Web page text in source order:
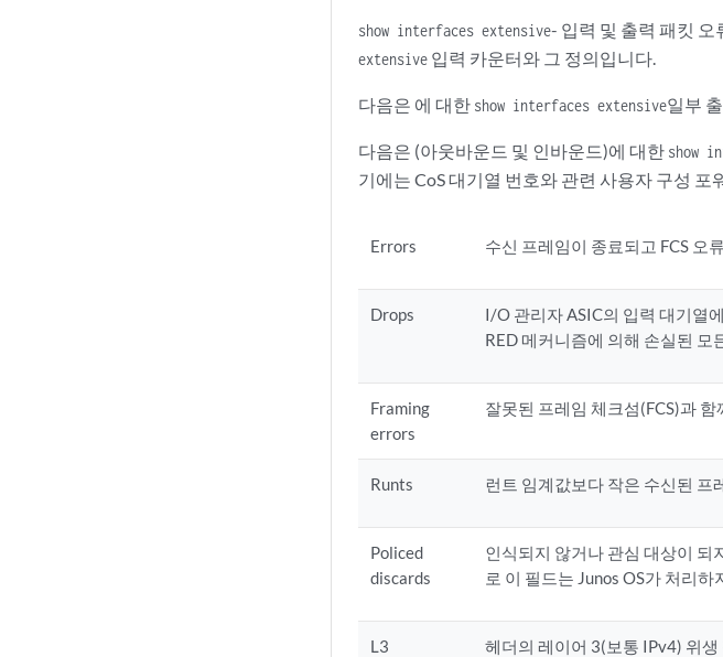
show interfaces extensive- 입력 및 출력 패킷 오
extensive 입력 카운터와 그 정의입니다.
다음은 에 대한 show interfaces extensive일부
다음은 (아웃바운드 및 인바운드)에 대한 show
기에는 CoS 대기열 번호와 관련 사용자 구성
Errors 수신 프레임이 종료되고 FCS 오
Drops
I/O 관리자 ASIC의 입력 대기열
RED 메커니즘에 의해 손실된 모
Framing
errors
잘못된 프레임 체크섬(FCS)과
Runts 런트 임계값보다 작은 수신된 프
Policed
discards
인식되지 않거나 관심 대상이 되
로 이 필드는 Junos OS가 처리
L3
헤더의 레이어 3(보통 IPv4) 위